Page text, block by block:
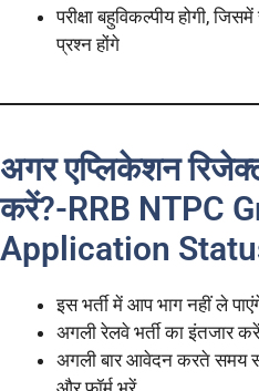
परीक्षा बहुविकल्पीय होगी,
प्रश्न होंगे
अगर एप्लिकेशन
करें?-RRB NTPC
Application
इस भर्ती में आप भाग नहीं ले
अगली रेलवे भर्ती का इंतजार करें
अगली बार आवेदन करते समय